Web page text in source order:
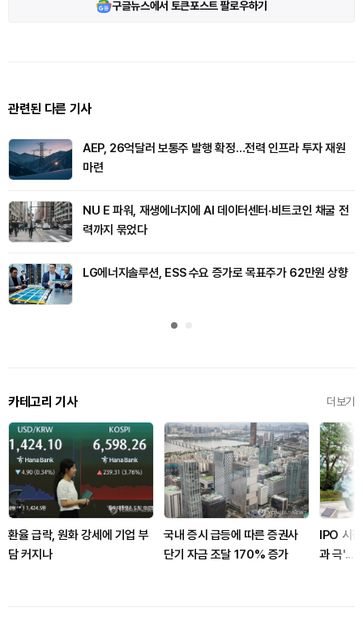
구글뉴스에서 토큰포스트 팔로우하기
관련된 다른 기사
AEP, 26억달러 보통주 발행 확정…전력 인프라 투자 재원
마련
NU E 파워, 재생에너지에 AI 데이터센터·비트코인 채굴 전
력까지 묶었다
LG에너지솔루션, ESS 수요 증가로 목표주가 62만원 상향
카테고리 기사 더보기
환율 급락, 원화 강세에 기업 부
담 커지나
국내 증시 급등에 따른 증권사
단기 자금 조달 170% 증가
IPO 시
과 극'...